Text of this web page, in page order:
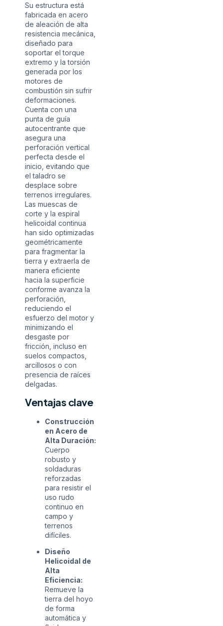
Su estructura está
fabricada en acero
de aleación de alta
resistencia mecánica,
diseñado para
soportar el torque
extremo y la torsión
generada por los
motores de
combustión sin sufrir
deformaciones.
Cuenta con una
punta de guía
autocentrante que
asegura una
perforación vertical
perfecta desde el
inicio, evitando que
el taladro se
desplace sobre
terrenos irregulares.
Las muescas de
corte y la espiral
helicoidal continua
han sido optimizadas
geométricamente
para fragmentar la
tierra y extraerla de
manera eficiente
hacia la superficie
conforme avanza la
perforación,
reduciendo el
esfuerzo del motor y
minimizando el
desgaste por
fricción, incluso en
suelos compactos,
arcillosos o con
presencia de raíces
delgadas.
Ventajas clave
Construcción
en Acero de
Alta Duración:
Cuerpo
robusto y
soldaduras
reforzadas
para resistir el
uso rudo
continuo en
campo y
terrenos
difíciles.
Diseño
Helicoidal de
Alta
Eficiencia:
Remueve la
tierra del hoyo
de forma
automática y